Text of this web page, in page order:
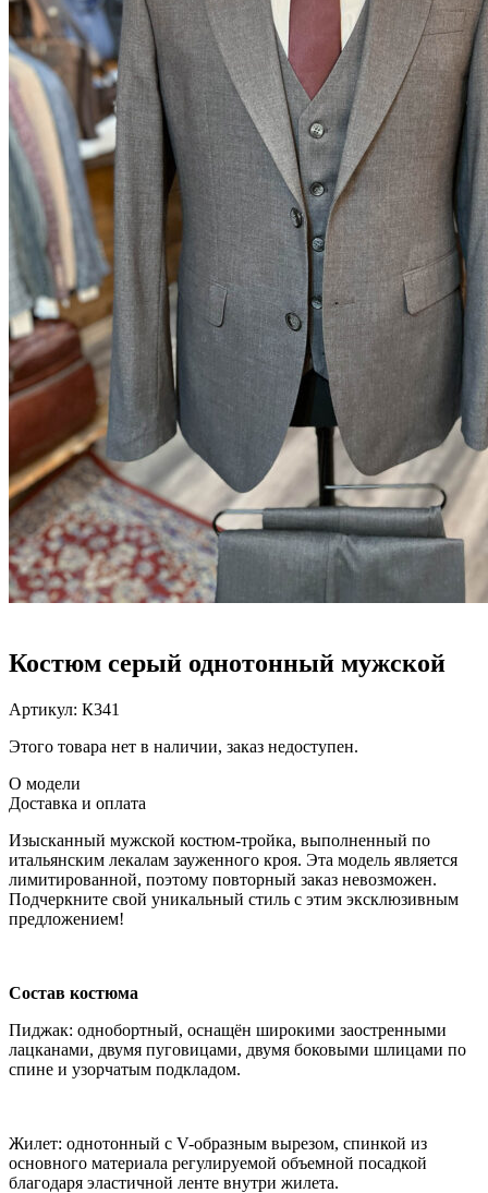
Костюм серый однотонный мужской
Артикул: К341
Этого товара нет в наличии, заказ недоступен.
О модели
Доставка и оплата
Изысканный мужской костюм-тройка, выполненный по
итальянским лекалам зауженного кроя. Эта модель является
лимитированной, поэтому повторный заказ невозможен.
Подчеркните свой уникальный стиль с этим эксклюзивным
предложением!
Состав костюма
Пиджак: однобортный, оснащён широкими заостренными
лацканами, двумя пуговицами, двумя боковыми шлицами по
спине и узорчатым подкладом.
Жилет: однотонный с V-образным вырезом, спинкой из
основного материала регулируемой объемной посадкой
благодаря эластичной ленте внутри жилета.